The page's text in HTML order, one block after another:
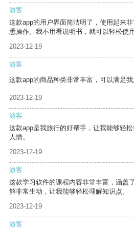
游客
这款app的用户界面简洁明了，使用起来
悉操作。我不用看说明书，就可以轻松使用
2023-12-19
游客
这款app的商品种类非常丰富，可以满足我
2023-12-19
游客
这款app是我旅行的好帮手，让我能够轻
人情。
2023-12-19
游客
这款学习软件的课程内容非常丰富，涵盖
解非常生动，让我能够轻松理解知识点。
2023-12-19
游客